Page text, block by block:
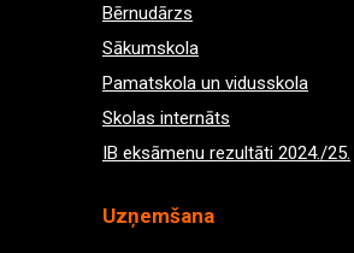
Uzņemšana
Bērnudārzs
Sākumskola
Pamatskola un vidusskola
Skolas internāts
IB eksāmenu rezultāti 2024./25.